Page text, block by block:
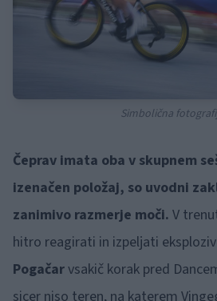
Simbolična
Čeprav imata oba v skupnem
izenačen položaj, so uvodni
zanimivo razmerje moči. V
hitro reagirati in izpeljati
Pogačarvsakič korak pred
sicer niso teren, na katerem